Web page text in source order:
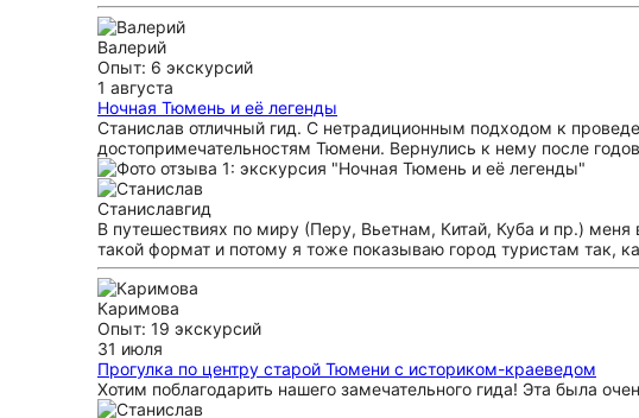
Валерий
Опыт: 6 экскурсий
1 августа
Ночная Тюмень и её легенды
Станислав отличный гид. С нетрадиционным подходом к
достопримечательностям Тюмени. Вернулись к нему после
Станиславгид
В путешествиях по миру (Перу, Вьетнам, Китай, Куба и пр.)
такой формат и потому я тоже показываю город туристам так,
Каримова
Опыт: 19 экскурсий
31 июля
Прогулка по центру старой Тюмени с историком-краеведом
Хотим поблагодарить нашего замечательного гида! Эта была